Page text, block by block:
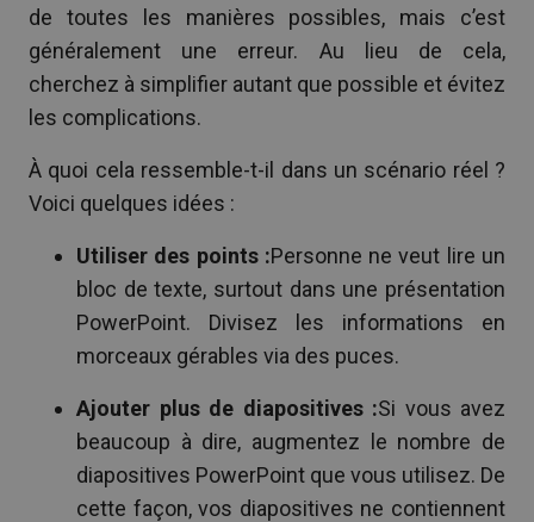
de toutes les manières possibles, mais c’est
généralement une erreur. Au lieu de cela,
cherchez à simplifier autant que possible et évitez
les complications.
À quoi cela ressemble-t-il dans un scénario réel ?
Voici quelques idées :
Utiliser des points :Personne ne veut lire un
bloc de texte, surtout dans une présentation
PowerPoint. Divisez les informations en
morceaux gérables via des puces.
Ajouter plus de diapositives :Si vous avez
beaucoup à dire, augmentez le nombre de
diapositives PowerPoint que vous utilisez. De
cette façon, vos diapositives ne contiennent